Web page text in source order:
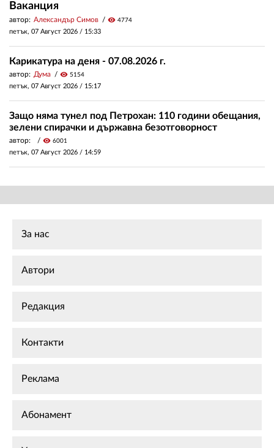
Ваканция
автор: Александър Симов visibility 4774
петък, 07 Август 2026 / 15:33
Карикатура на деня - 07.08.2026 г.
автор: Дума visibility 5154
петък, 07 Август 2026 / 15:17
Защо няма тунел под Петрохан: 110 години обещания,
зелени спирачки и държавна безотговорност
автор: visibility 6001
петък, 07 Август 2026 / 14:59
За нас
Автори
Редакция
Контакти
Реклама
Абонамент